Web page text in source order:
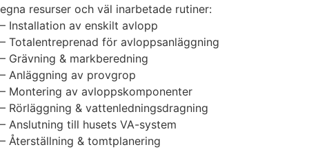
egna resurser och väl inarbetade rutiner:
– Installation av enskilt avlopp
– Totalentreprenad för avloppsanläggning
– Grävning & markberedning
– Anläggning av provgrop
– Montering av avloppskomponenter
– Rörläggning & vattenledningsdragning
– Anslutning till husets VA-system
– Återställning & tomtplanering